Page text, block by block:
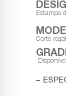
Estampa
Corte